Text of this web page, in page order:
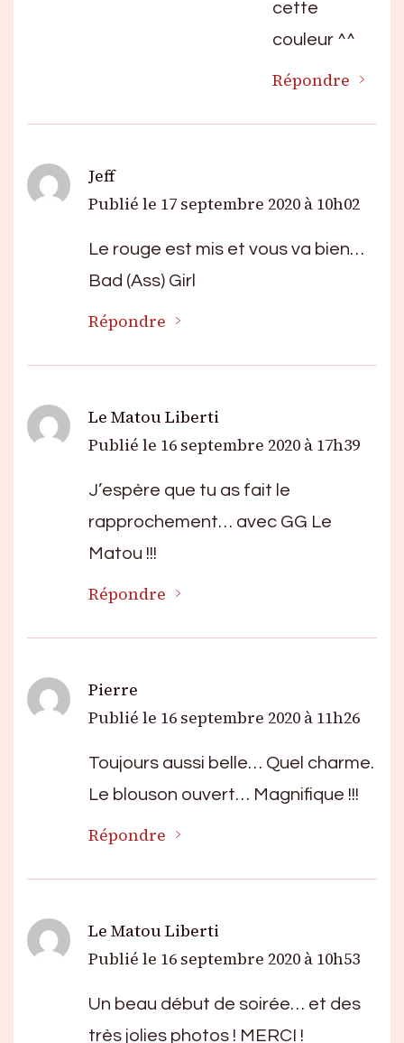
cette
couleur ^^
Répondre
Jeff
Publié le 17 septembre 2020 à 10h02
Le rouge est mis et vous va bien…
Bad (Ass) Girl
Répondre
Le Matou Liberti
Publié le 16 septembre 2020 à 17h39
J’espère que tu as fait le
rapprochement… avec GG Le
Matou !!!
Répondre
Pierre
Publié le 16 septembre 2020 à 11h26
Toujours aussi belle… Quel charme.
Le blouson ouvert… Magnifique !!!
Répondre
Le Matou Liberti
Publié le 16 septembre 2020 à 10h53
Un beau début de soirée… et des
très jolies photos ! MERCI !